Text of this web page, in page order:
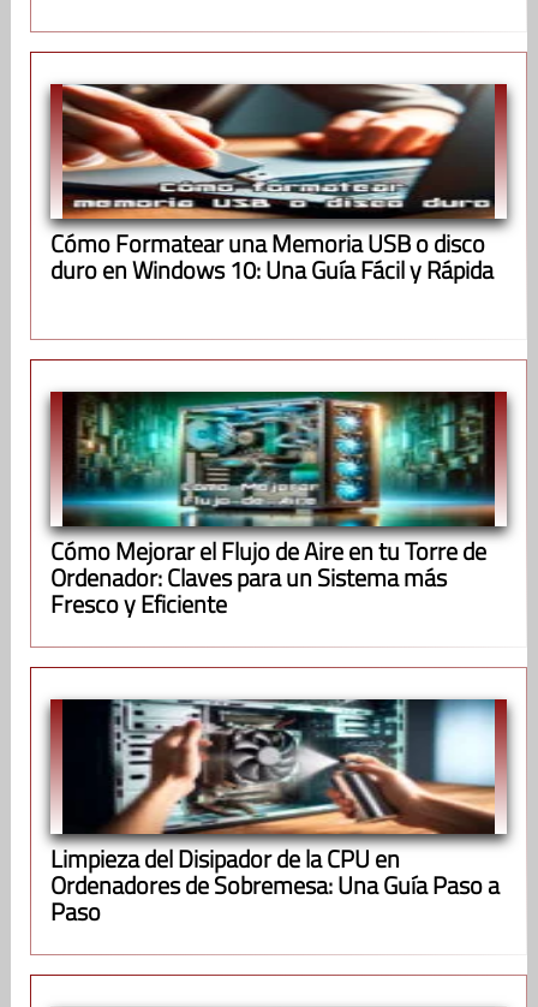
Cómo Formatear una Memoria USB o disco
duro en Windows 10: Una Guía Fácil y Rápida
Cómo Mejorar el Flujo de Aire en tu Torre de
Ordenador: Claves para un Sistema más
Fresco y Eficiente
Limpieza del Disipador de la CPU en
Ordenadores de Sobremesa: Una Guía Paso a
Paso